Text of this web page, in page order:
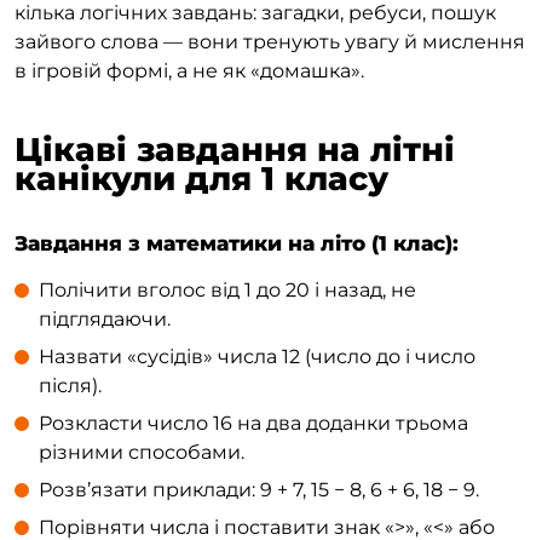
кілька логічних завдань: загадки, ребуси, пошук
зайвого слова — вони тренують увагу й мислення
в ігровій формі, а не як «домашка».
Цікаві завдання на літні
канікули для 1 класу
Завдання з математики на літо (1 клас):
Полічити вголос від 1 до 20 і назад, не
підглядаючи.
Назвати «сусідів» числа 12 (число до і число
після).
Розкласти число 16 на два доданки трьома
різними способами.
Розв’язати приклади: 9 + 7, 15 − 8, 6 + 6, 18 − 9.
Порівняти числа і поставити знак «>», «<» або